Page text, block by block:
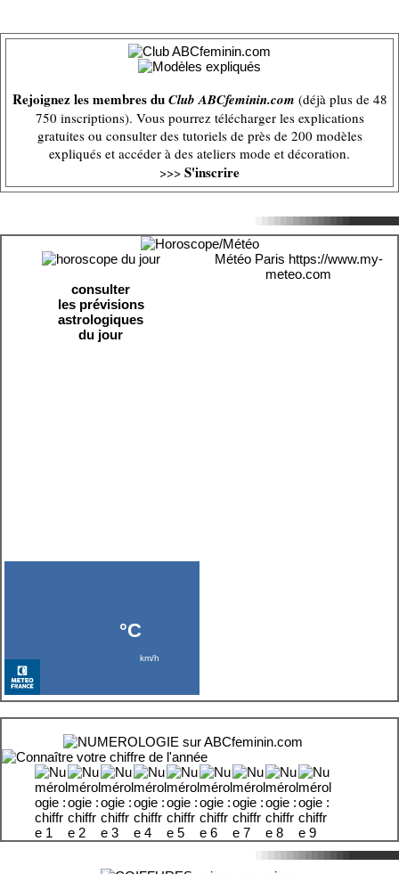
Rejoignez les membres duClub ABCfeminin.com (déjà plus de 48
750 inscriptions). Vous pourrez télécharger les explications
gratuites ou consulter des tutoriels de près de 200 modèles
expliqués et accéder à des ateliers mode et décoration.
>>> S'inscrire
consulter
les prévisions
astrologiques
du jour
Météo Paris https://www.my-
meteo.com